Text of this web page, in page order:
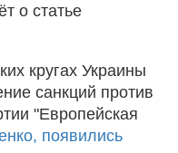
о статье
кругах Украины
санкций против
"Европейская
появились